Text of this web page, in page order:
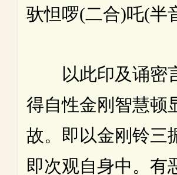
驮怛啰(二合)吒(半
以此印及诵密
得自性金刚智慧顿
故。即以金刚铃三
即次观自身中。有